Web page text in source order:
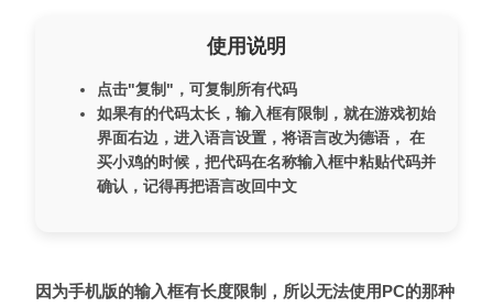
使用说明
点击"复制"，可复制所有代码
如果有的代码太长，输入框有限制，就在游戏初始
界面右边，进入语言设置，将语言改为德语， 在
买小鸡的时候，把代码在名称输入框中粘贴代码并
确认，记得再把语言改回中文
因为手机版的输入框有长度限制，所以无法使用PC的那种